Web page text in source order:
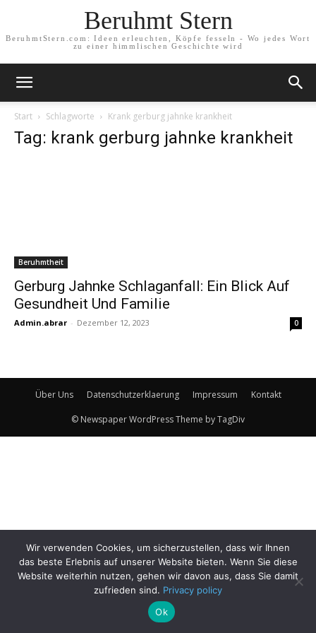
Beruhmt Stern
BeruhmtStern.com: Ideen erleuchten, Köpfe fesseln - Wo jedes Wort
zu einer himmlischen Geschichte wird
Start Schlagworte Krank gerburg jahnke krankheit
Tag: krank gerburg jahnke krankheit
Beruhmtheit
Gerburg Jahnke Schlaganfall: Ein Blick Auf
Gesundheit Und Familie
Admin.abrar - Dezember 12, 2023 0
Über Uns Datenschutzerklaerung Impressum Kontakt
© Newspaper WordPress Theme by TagDiv
Wir verwenden Cookies, um sicherzustellen, dass wir Ihnen
das beste Erlebnis auf unserer Website bieten. Wenn Sie diese
Website weiterhin nutzen, gehen wir davon aus, dass Sie damit
zufrieden sind. Privacy policy
Ok